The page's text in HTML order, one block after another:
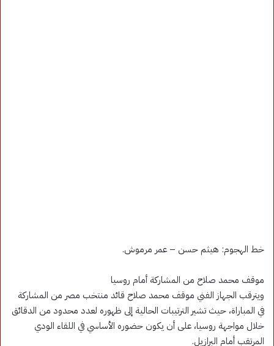
خط الهجوم: هيثم حسن – عمر مرموش.
موقف محمد صلاح من المشاركة أمام روسيا
ويترقب الجهاز الفني موقف محمد صلاح قائد منتخب مصر من المشاركة
في المباراة، حيث تشير الترتيبات الحالية إلى ظهوره لعدد محدود من الدقائق
خلال مواجهة روسيا، على أن يكون حضوره الأساسي في اللقاء الودي
المرتقب أمام البرازيل.